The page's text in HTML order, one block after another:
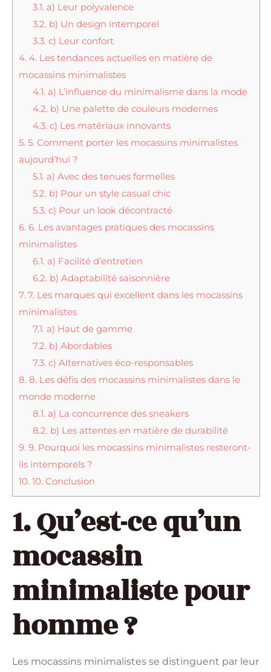
3.1. a) Leur polyvalence
3.2. b) Un design intemporel
3.3. c) Leur confort
4. 4. Les tendances actuelles en matière de
mocassins minimalistes
4.1. a) L’influence du minimalisme dans la mode
4.2. b) Une palette de couleurs modernes
4.3. c) Les matériaux innovants
5. 5. Comment porter les mocassins minimalistes
aujourd’hui ?
5.1. a) Avec des tenues formelles
5.2. b) Pour un style casual chic
5.3. c) Pour un look décontracté
6. 6. Les avantages pratiques des mocassins
minimalistes
6.1. a) Facilité d’entretien
6.2. b) Adaptabilité saisonnière
7. 7. Les marques qui excellent dans les mocassins
minimalistes
7.1. a) Haut de gamme
7.2. b) Abordables
7.3. c) Alternatives éco-responsables
8. 8. Les défis des mocassins minimalistes dans le
monde moderne
8.1. a) La concurrence des sneakers
8.2. b) Les attentes en matière de durabilité
9. 9. Pourquoi les mocassins minimalistes resteront-
ils intemporels ?
10. 10. Conclusion
1. Qu’est-ce qu’un
mocassin
minimaliste pour
homme ?
Les mocassins minimalistes se distinguent par leur